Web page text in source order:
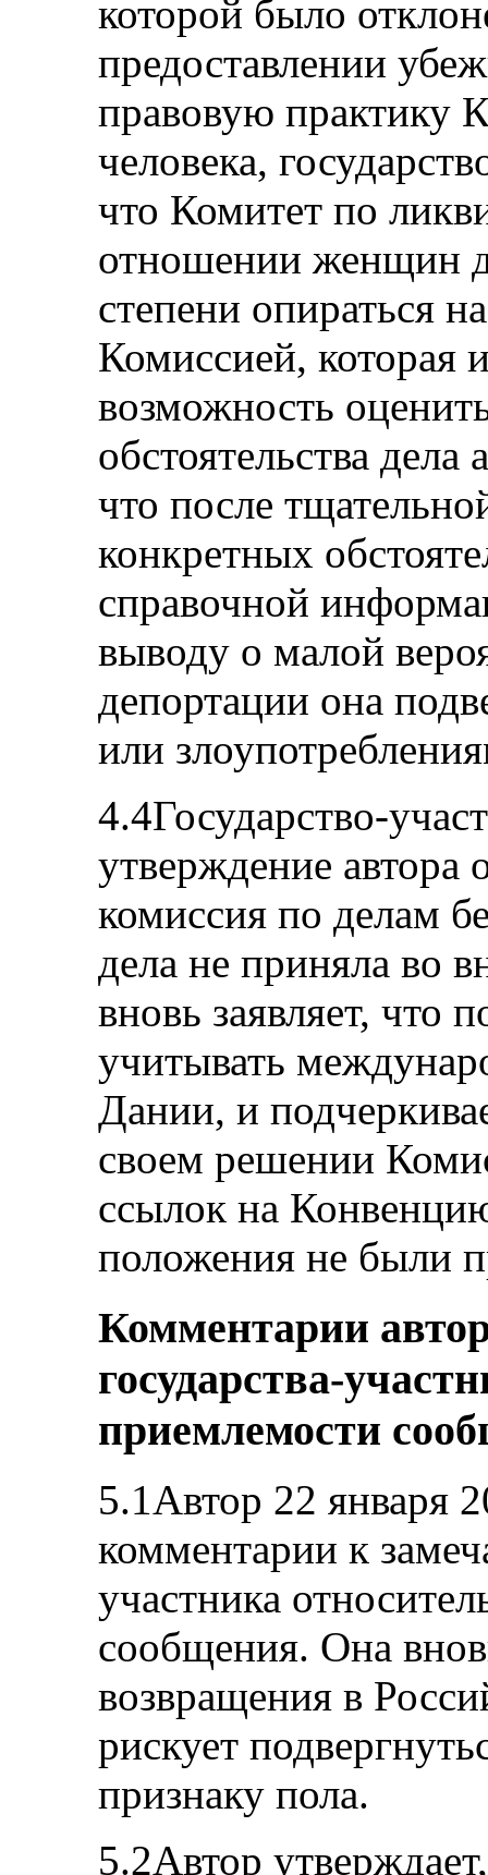
которой было
предоставлении
правовую практику
человека,
что Комитет по
отношении женщин
степени опираться
Комиссией, которая
возможность
обстоятельства
что после
конкретных
справочной
выводу о малой
депортации она
или
4.4Государство-
утверждение автора
комиссия по делам
дела не приняла во
вновь заявляет, что
учитывать
Дании, и
своем решении
ссылок на
положения не были
Комментарии
государства-
приемлемости
5.1Автор 22 января
комментарии к
участника
сообщения. Она
возвращения в
рискует
признаку пола.
5.2Автор